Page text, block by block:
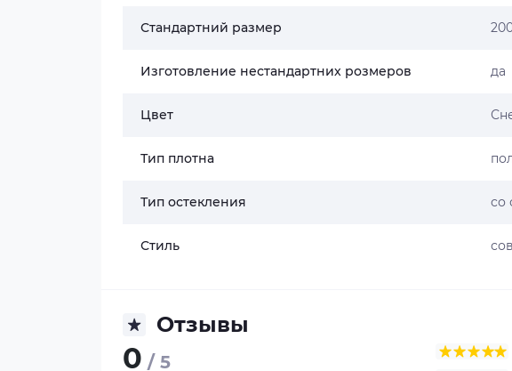
Стандартний размер
Изготовление нестандартних розмеров да
Цвет
Тип плотна
Тип остекления со
Стиль
Отзывы
0 / 5